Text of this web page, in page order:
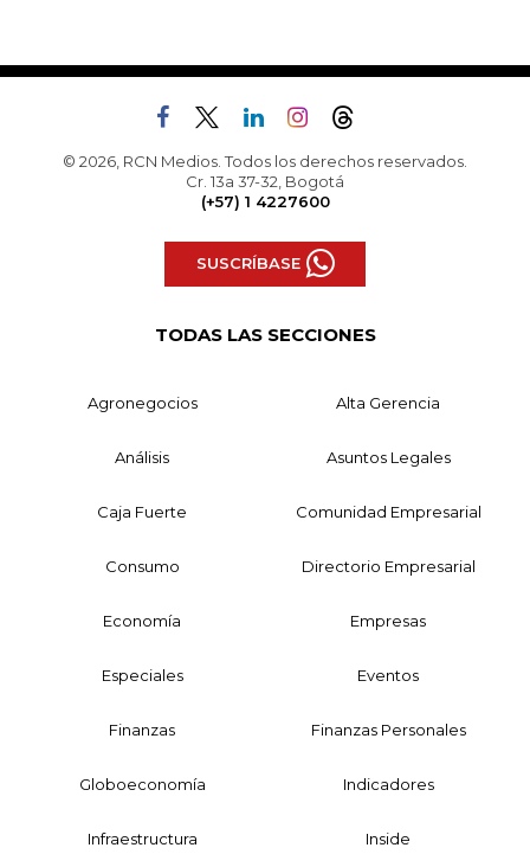
© 2026, RCN Medios. Todos los derechos reservados.
Cr. 13a 37-32, Bogotá
(+57) 1 4227600
SUSCRÍBASE
TODAS LAS SECCIONES
Agronegocios Alta Gerencia
Análisis Asuntos Legales
Caja Fuerte Comunidad Empresarial
Consumo Directorio Empresarial
Economía Empresas
Especiales Eventos
Finanzas Finanzas Personales
Globoeconomía Indicadores
Infraestructura Inside